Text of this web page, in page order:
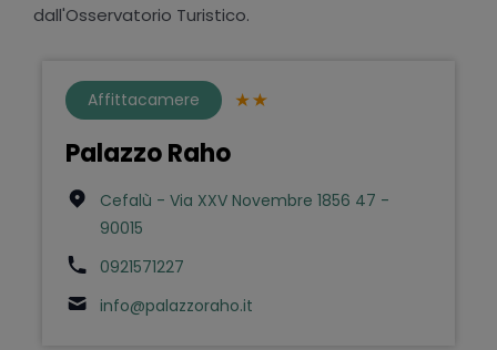
dall'Osservatorio Turistico.
Affittacamere
Palazzo Raho
Cefalù - Via XXV Novembre 1856 47 -
90015
0921571227
info@palazzoraho.it